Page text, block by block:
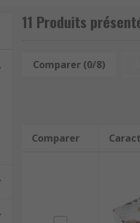
11 Produits
Comparer (0/8)
Comparer